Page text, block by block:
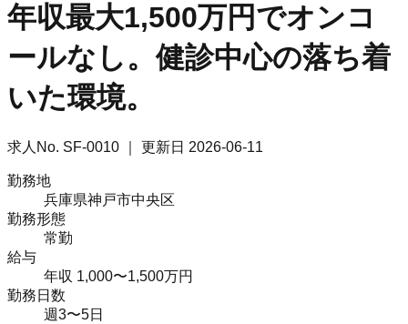
年収最大1,500万円でオンコ
ールなし。健診中心の落ち着
いた環境。
求人No. SF-0010 ｜ 更新日 2026-06-11
勤務地
兵庫県神戸市中央区
勤務形態
常勤
給与
年収 1,000〜1,500万円
勤務日数
週3〜5日